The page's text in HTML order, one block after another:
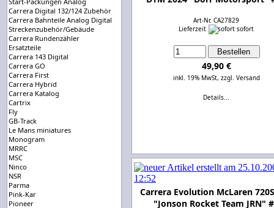
Carrera Digital 132/124 Zubehör
Carrera Bahnteile Analog Digital
Streckenzubehör/Gebäude
Carrera Rundenzähler
Ersatzteile
Carrera 143 Digital
Carrera GO
Carrera First
Carrera Hybrid
Carrera Katalog
Cartrix
Fly
GB-Track
Le Mans miniatures
Monogram
MRRC
MSC
Ninco
NSR
Parma
Pink-Kar
Pioneer
Art-Nr. CA27829
Lieferzeit
sofort
49,90 €
inkl. 19% MwSt, zzgl. Versand
Details...
Carrera Evolution McLaren
"Jonson Rocket Team JRN"